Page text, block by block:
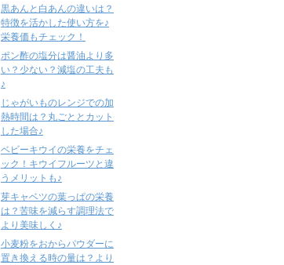
黒あんと白あんの違いは？
特徴を活かした使い方を♪
栄養価もチェック！
ポン酢の塩分は醤油より多
い？少ない？減塩の工夫も
♪
じゃがいものレンジでの加
熱時間は？丸ごととカット
した場合♪
ベビーキウイの栄養をチェ
ック！キウイフルーツと違
うメリットも♪
芽キャベツの葉っぱの栄養
は？苦味を減らす調理法で
より美味しく♪
小麦粉をおからパウダーに
置き換える時の量は？より